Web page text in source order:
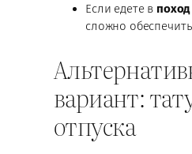
Если едете в
сложно
вариант:
отпуска